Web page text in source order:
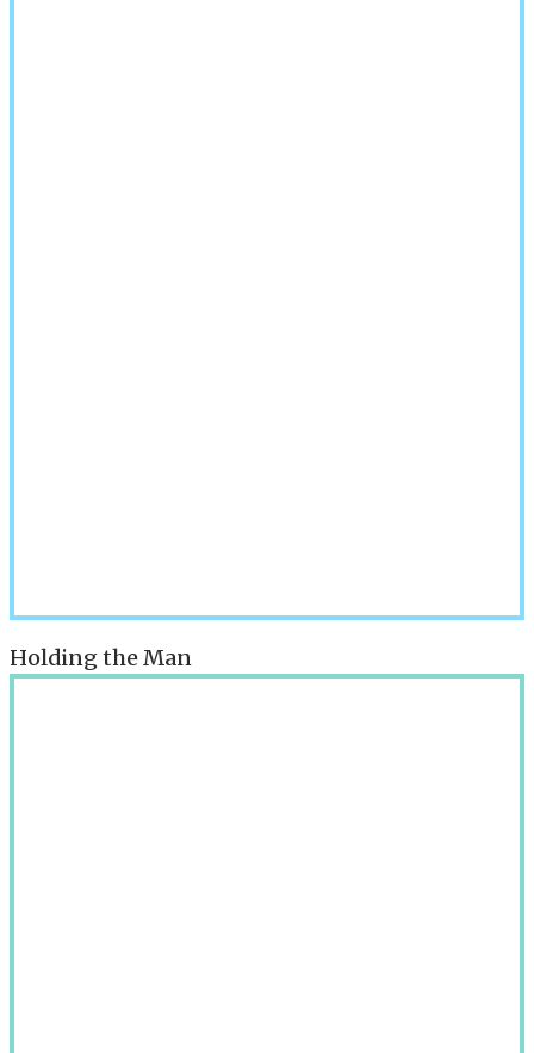
Holding the Man